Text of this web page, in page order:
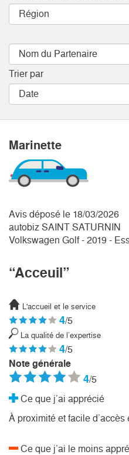
Trier par
Marinette
Avis déposé le 18/03/2026
autobiz SAINT SATURNIN
Volkswagen Golf - 2019 -
“Acceuil”
L'accueil et le service
4/5
La qualité de l’expertise
4/5
Note générale
4/5
Ce que j’ai apprécié
À proximité et facile d’accès
Ce que j’ai le moins